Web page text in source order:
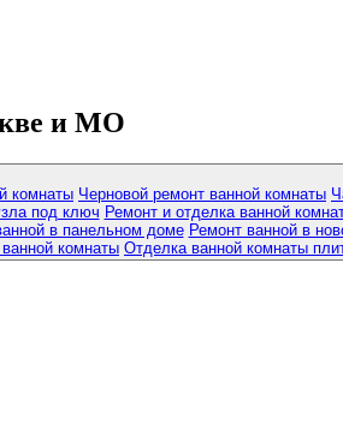
и МО
комнаты Черновой ремонт ванной комнаты
под ключ Ремонт и отделка ванной
в панельном доме Ремонт ванной в
комнаты Отделка ванной комнаты